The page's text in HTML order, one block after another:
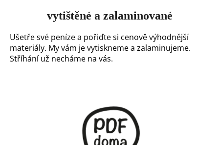
vytištěné a zalaminované
Ušetře své peníze a pořiďte si cenově výhodnější
materiály. My vám je vytiskneme a zalaminujeme.
Stříhání už necháme na vás.